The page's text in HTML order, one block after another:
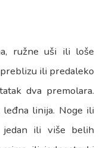
ružne uši ili loše
ili predaleko
dva premolara.
leđna linija. Noge ili
ili više belih